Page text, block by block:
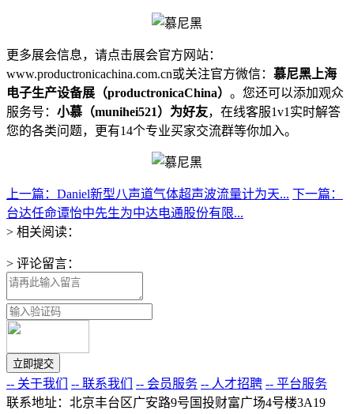
更多展会信息，请点击展会官方网站：
www.productronicachina.com.cn或关注官方微信： 慕尼黑上海
电子生产设备展（productronicaChina） 。您还可以添加观众
服务号： 小慕（munihei521）为好友，在线客服1v1实时解答
您的各类问题，更有14个专业买家交流群等你加入。
上一篇：Daniel新型八声道气体超声波流量计为天... 下一篇：
台达任命谭怡中先生为中达电通股份有限...
> 相关阅读：
> 评论留言：
-- 关于我们 -- 联系我们 -- 会员服务 -- 人才招聘 -- 平台服务
联系地址：北京丰台区广安路9号国投财富广场4号楼3A19